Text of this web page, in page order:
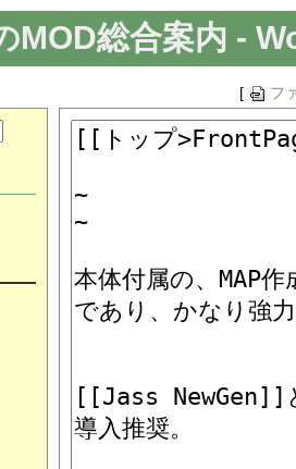
MOD総合案内 -
[ フ